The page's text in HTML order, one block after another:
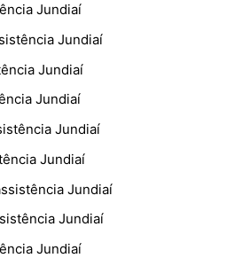
Jundiaí
Jundiaí
Jundiaí
Jundiaí
Jundiaí
Jundiaí
Jundiaí
Jundiaí
Jundiaí